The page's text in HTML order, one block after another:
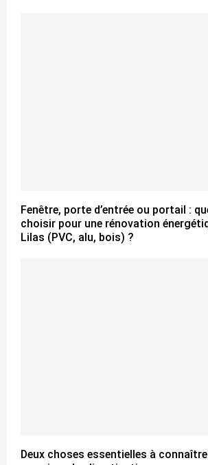
Fenêtre, porte d’entrée ou portail :
choisir pour une rénovation
Lilas (PVC, alu, bois) ?
Deux choses essentielles à